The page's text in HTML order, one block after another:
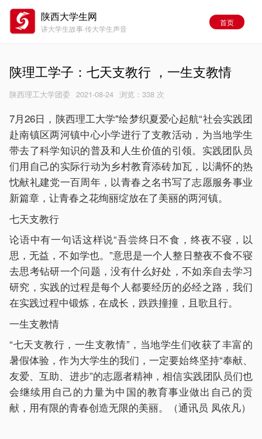
陕西大学生网
讲大学生故事·传大学生声音
首页
陕理工学子：七天支教行 ，一生支教情
陕西理工大学团委 2021-08-24 浏览： 338 次
7月26日，陕西理工大学"绘梦织夏爱心起航“社会实践团
赴南镇区两河镇中心小学进行了支教活动，为当地学生
带去了科学知识的普及和人生价值的引领。实践团队员
们用自己的实际行动为乡村教育添砖加瓦，以满怀的热
忱献礼建党一百周年，以青春之名书写了志愿服务事业
新篇章，让青春之花绚丽绽放在了美丽的两河镇。
七天支教行
论语中有一句话这样说“吾尝终日不食，终夜不寝，以
思，无益，不如学也。”意思是一个人整日整夜不食不寝
去思考钻研一个问题，没有什么好处，不如亲自去学习
研究，实践的过程是每个人都要经历的必经之路，我们
在实践过程中锻炼，在成长，跌跌撞撞，且歌且行。
一生支教情
“七天支教行，一生支教情”，当地学生们收获了丰富的
暑假体验，作为大学生的我们，一定要始终坚持“奉献、
友爱、互助、进步”的志愿者精神，相信实践团队员们也
会继续用自己的力量为中国的教育事业做出自己的贡
献，用有限的青春创造无限的美丽。（通讯员 凤依凡）